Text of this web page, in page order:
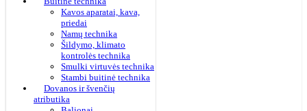
Kavos aparatai, kava,
priedai
Namų technika
Šildymo, klimato
kontrolės technika
Smulki virtuvės technika
Stambi buitinė technika
Dovanos ir švenčių
atributika